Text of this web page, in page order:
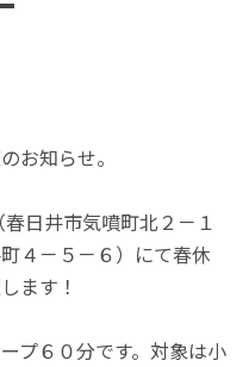
お知らせ。
日井市気噴町北２－１
４－５－６）にて春休
ます！
プ６０分です。対象は小